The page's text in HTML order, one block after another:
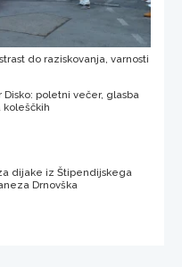
do raziskovanja, varnosti
Disko: poletni večer, glasba
koleščkih
dijake iz Štipendijskega
Drnovška